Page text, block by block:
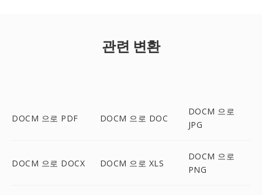
관련 변환
DOCM 으로 PDF DOCM 으로 DOC
DOCM 으로
JPG
DOCM 으로 DOCX DOCM 으로 XLS
DOCM 으로
PNG